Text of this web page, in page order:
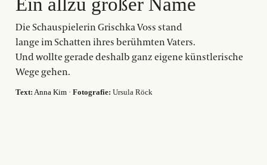
Die Schauspielerin Grischka Voss stand
lange im Schatten ihres berühmten Vaters.
Und wollte gerade deshalb ganz eigene künstlerische
Wege gehen.
Text: Anna Kim · Fotografie: Ursula Röck